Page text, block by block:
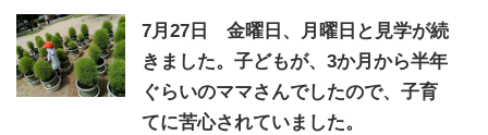
7月27日 金曜日、月曜日と見学が続
きました。子どもが、3か月から半年
ぐらいのママさんでしたので、子育
てに苦心されていました。